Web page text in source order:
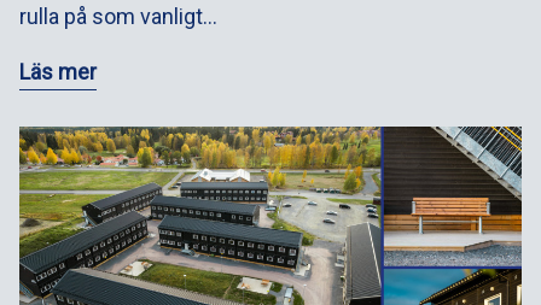
rulla på som vanligt…
Läs mer